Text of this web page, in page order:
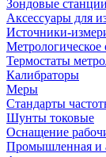
Зондовые станции
Аксессуары для
Источники-
Метрологическое
Термостаты
Калибраторы
Меры
Стандарты
Шунты токовые
Оснащение
Промышленная и